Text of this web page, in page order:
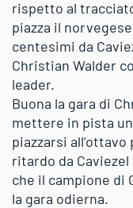
rispetto al
piazza il
centesimi da
Christian Walder
leader.
Buona la gara di
mettere in pista
piazzarsi
ritardo da
che il campione di
la gara odierna.